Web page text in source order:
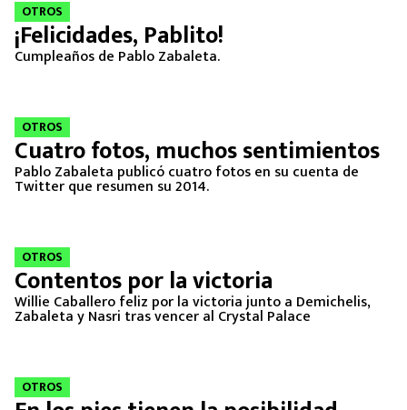
OTROS
¡Felicidades, Pablito!
Cumpleaños de Pablo Zabaleta.
OTROS
Cuatro fotos, muchos sentimientos
Pablo Zabaleta publicó cuatro fotos en su cuenta de
Twitter que resumen su 2014.
OTROS
Contentos por la victoria
Willie Caballero feliz por la victoria junto a Demichelis,
Zabaleta y Nasri tras vencer al Crystal Palace
OTROS